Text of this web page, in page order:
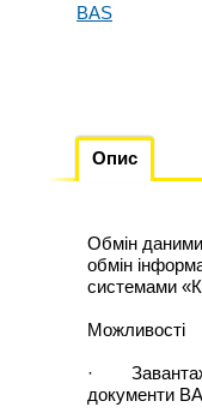
BAS
Опис
Обмін
обмін
системами
Можливості
·
документи